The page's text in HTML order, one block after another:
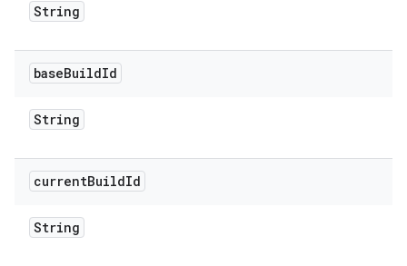
String
baseBuildId
String
currentBuildId
String